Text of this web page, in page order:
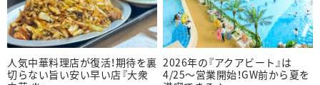
人気中華料理店が復活！期待を裏
切らない旨い安い早い店『大衆
2026年の『アクアビート』は
4/25～営業開始！GW前から夏を